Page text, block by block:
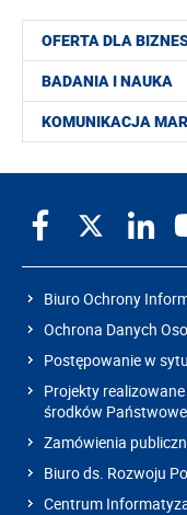
OFERTA DLA
BADANIA I NAUKA
KOMUNIKACJA
Biuro Ochrony
Ochrona Danych
Postępowanie w
Projekty
środków
Zamówienia
Biuro ds. Rozwoju
Centrum